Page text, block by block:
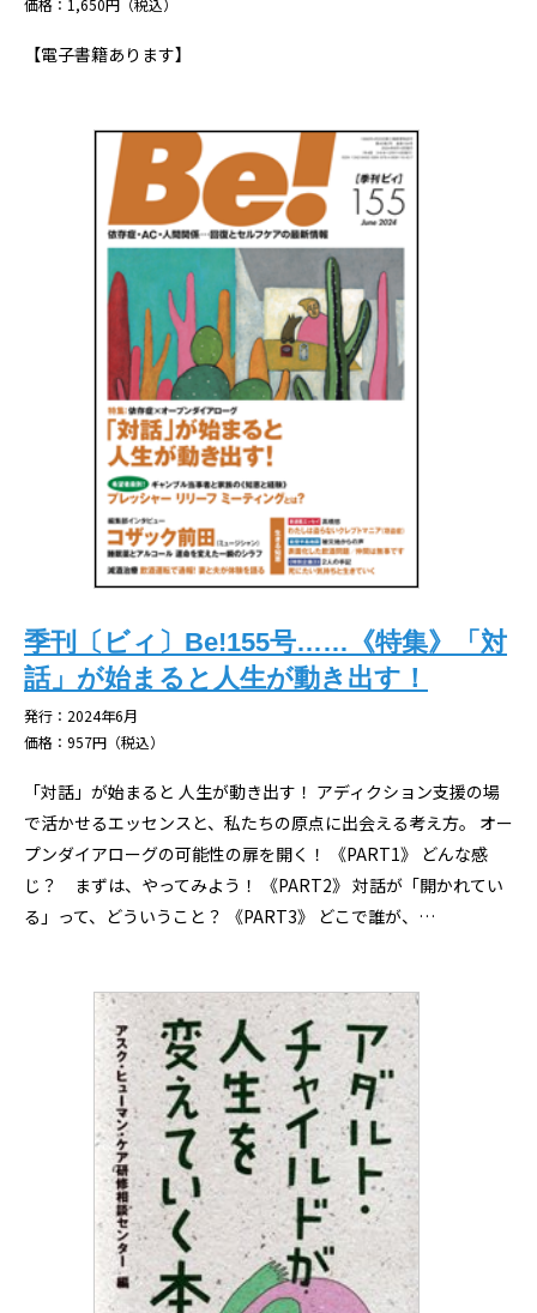
【電子書籍あります】
季刊〔ビィ〕Be!155号……《特集》「対
話」が始まると人生が動き出す！
発行：2024年6月
価格：957円（税込）
「対話」が始まると 人生が動き出す！ アディクション支援の場
で活かせるエッセンスと、私たちの原点に出会える考え方。 オー
プンダイアローグの可能性の扉を開く！ 《PART1》 どんな感
じ？ まずは、やってみよう！ 《PART2》 対話が「開かれてい
る」って、どういうこと？ 《PART3》 どこで誰が、…